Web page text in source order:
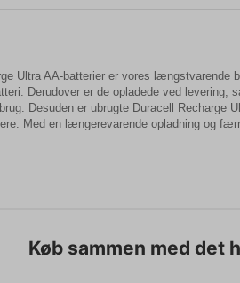
Ultra AA-batterier er vores længstvarende
Derudover er de opladede ved levering,
Desuden er ubrugte Duracell Recharge
Med en længerevarende opladning og
Køb sammen med det